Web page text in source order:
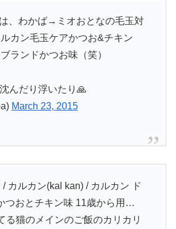
、わかば→ミオおとなの毛玉対
カン毛玉ケアかつお&チキン
ランドかつお味（笑）
んだり浮いたり🙏
March 23, 2015
カルカン(kal kan) / カルカン ド
つおとチキン味 11歳から用…
る猫のメインのご飯のカリカリ